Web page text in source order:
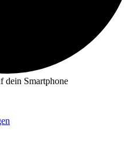
dein Smartphone